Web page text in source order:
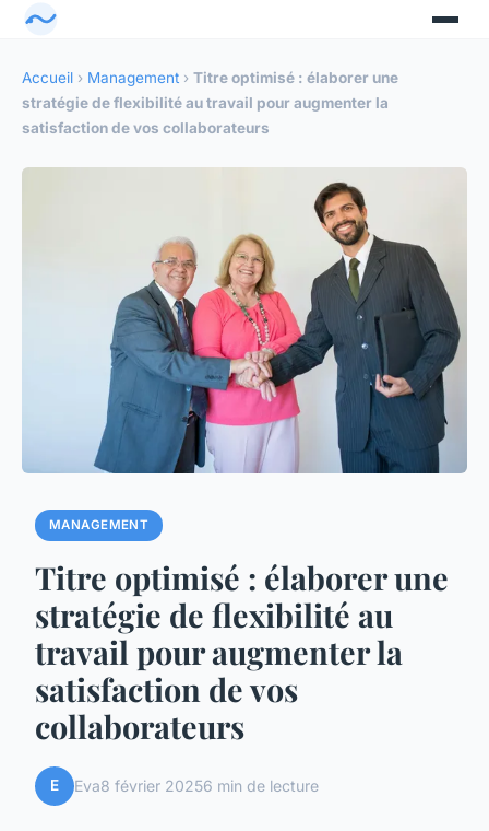
Accueil › Management › Titre optimisé : élaborer une
stratégie de flexibilité au travail pour augmenter la
satisfaction de vos collaborateurs
MANAGEMENT
Titre optimisé : élaborer une
stratégie de flexibilité au
travail pour augmenter la
satisfaction de vos
collaborateurs
E Eva8 février 20256 min de lecture